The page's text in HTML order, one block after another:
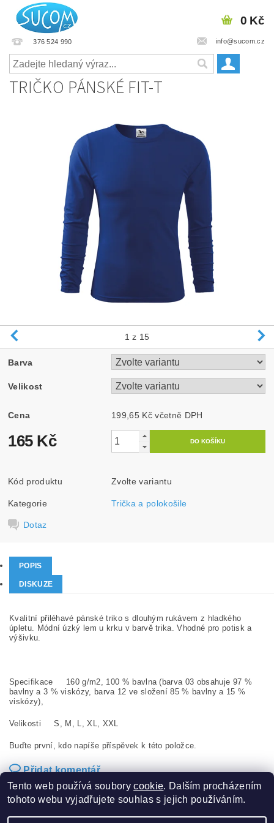
376 524 990 info@sucom.cz
0 Kč
TRIČKO PÁNSKÉ FIT-T
1 z 15
Barva
Velikost
Cena 199,65 Kč včetně DPH
165 Kč
Kód produktu Zvolte variantu
Kategorie Trička a polokošile
Dotaz
POPIS
DISKUZE
Kvalitní přiléhavé pánské triko s dlouhým rukávem z hladkého
úpletu. Módní úzký lem u krku v barvě trika. Vhodné pro potisk a
výšivku.
Specifikace 160 g/m2, 100 % bavlna (barva 03 obsahuje 97 %
bavlny a 3 % viskózy, barva 12 ve složení 85 % bavlny a 15 %
viskózy),
Velikosti S, M, L, XL, XXL
Buďte první, kdo napíše příspěvek k této položce.
Přidat komentář
Tento web používá souborycookie. Dalším procházením
tohoto webu vyjadřujete souhlas s jejich používáním.